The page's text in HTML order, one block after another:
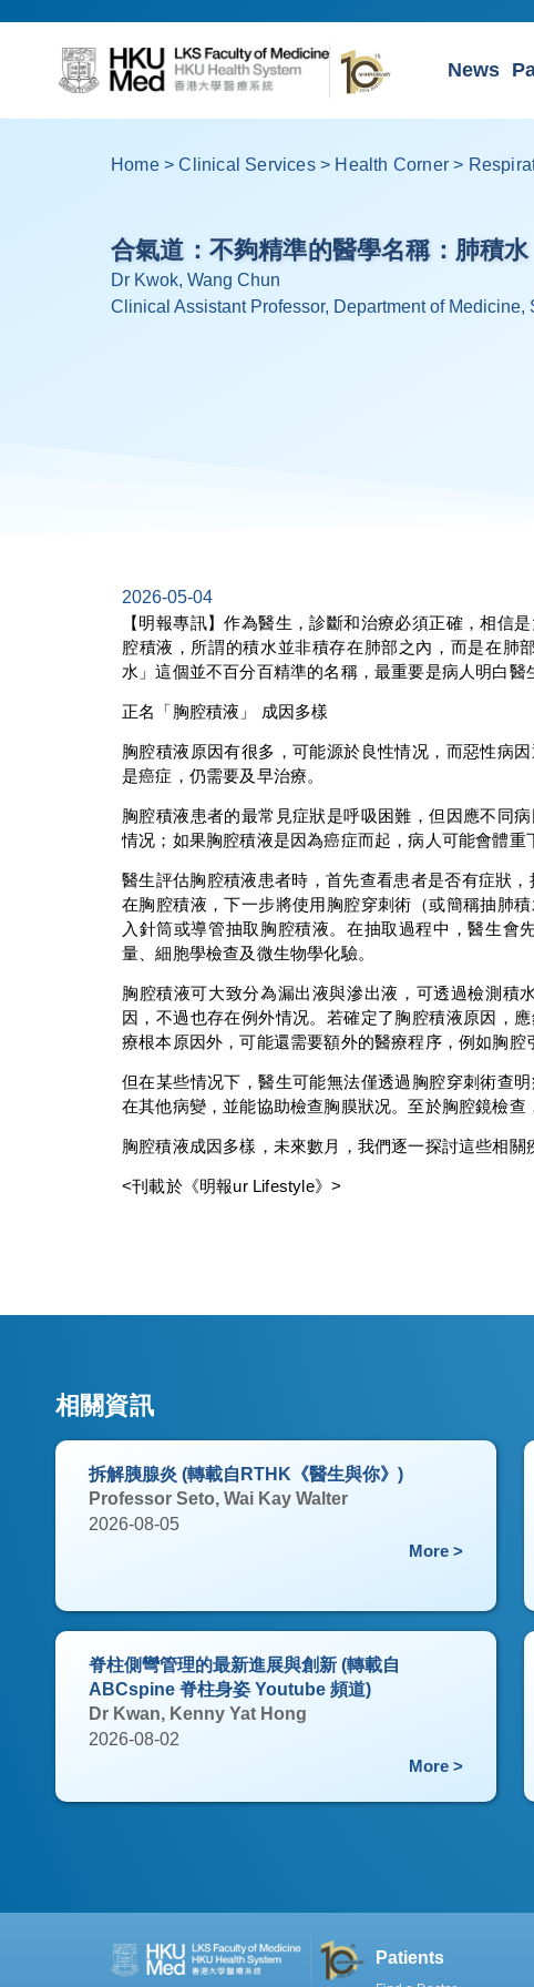
News
Home>Clinical Services> Health Corner >
合氣道：不夠精準的醫學名稱：肺積水
Dr Kwok, Wang Chun
Clinical Assistant Professor, Department of
2026-05-04
【明報專訊】作為醫生，診斷和治療必須正確，相信
腔積液，所謂的積水並非積存在肺部之內，而是在肺
水」這個並不百分百精準的名稱，最重要是病人明白
正名「胸腔積液」 成因多樣
胸腔積液原因有很多，可能源於良性情况，而惡性病
是癌症，仍需要及早治療。
胸腔積液患者的最常見症狀是呼吸困難，但因應不同
情况；如果胸腔積液是因為癌症而起，病人可能會體
醫生評估胸腔積液患者時，首先查看患者是否有症狀
在胸腔積液，下一步將使用胸腔穿刺術（或簡稱抽肺
入針筒或導管抽取胸腔積液。在抽取過程中，醫生
量、細胞學檢查及微生物學化驗。
胸腔積液可大致分為漏出液與滲出液，可透過檢測積
因，不過也存在例外情况。若確定了胸腔積液原因，
療根本原因外，可能還需要額外的醫療程序，例如胸腔
但在某些情况下，醫生可能無法僅透過胸腔穿刺術查
在其他病變，並能協助檢查胸膜狀况。至於胸腔鏡檢
胸腔積液成因多樣，未來數月，我們逐一探討這些相關
<刊載於《明報ur Lifestyle》>
相關資訊
拆解胰腺炎 (轉載自RTHK《醫生與你》)
Professor Seto, Wai Kay Walter
2026-08-05
More >
脊柱側彎管理的最新進展與創新 (轉載自
ABCspine 脊柱身姿 Youtube 頻道)
Dr Kwan, Kenny Yat Hong
2026-08-02
More >
Patients